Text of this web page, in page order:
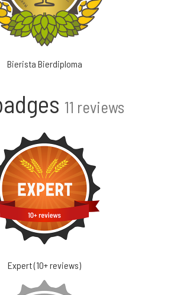
Bierista Bierdiploma
11 reviews
Expert (10+ reviews)